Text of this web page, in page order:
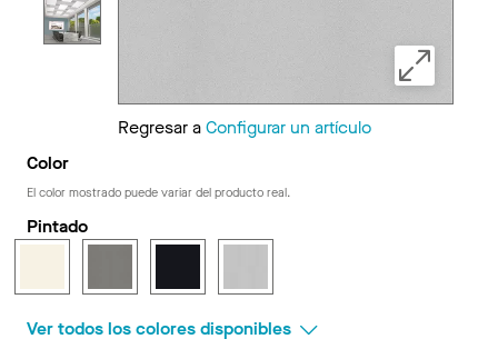
Regresar aConfigurar un artículo
Color
El color mostrado puede variar del producto real.
Pintado
Ver todos los colores disponibles